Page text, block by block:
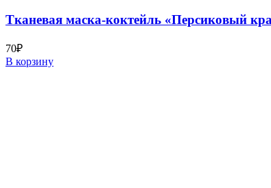
Тканевая маска-коктейль «Персиковый
70₽
В корзину